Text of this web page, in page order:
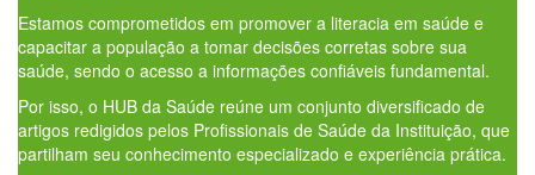
Estamos comprometidos em promover a literacia em saúde e
capacitar a população a tomar decisões corretas sobre sua
saúde, sendo o acesso a informações confiáveis fundamental.
Por isso, o HUB da Saúde reúne um conjunto diversificado de
artigos redigidos pelos Profissionais de Saúde da Instituição, que
partilham seu conhecimento especializado e experiência prática.